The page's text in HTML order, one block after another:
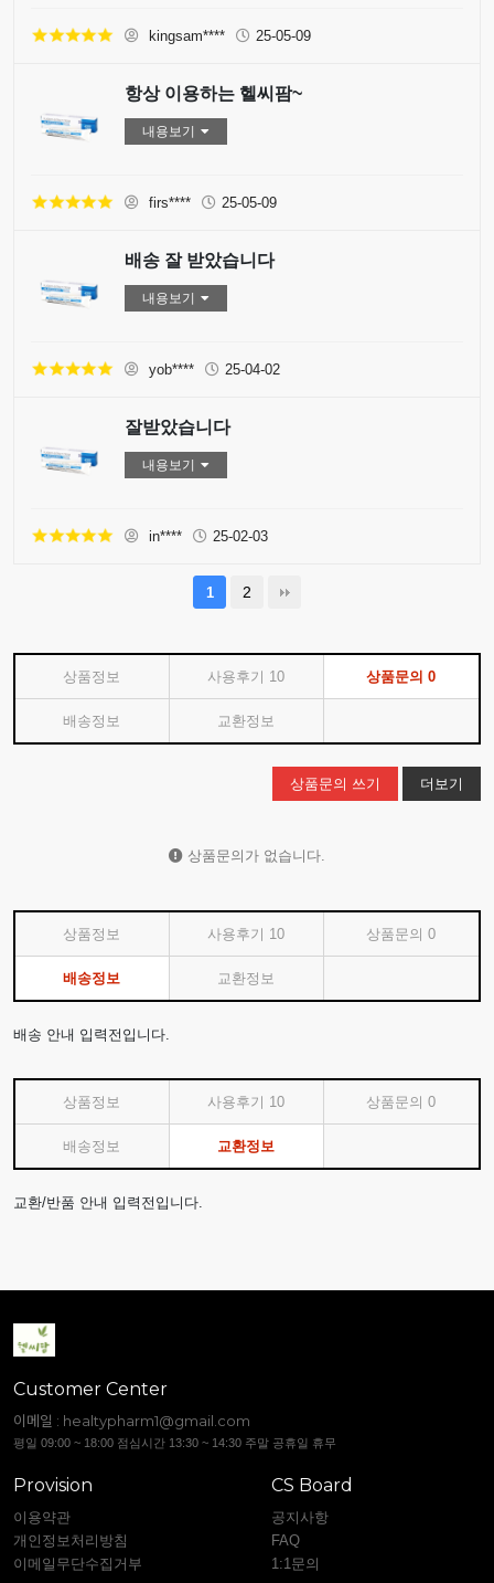
kingsam**** 25-05-09
항상 이용하는 헬씨팜~
내용보기
firs**** 25-05-09
배송 잘 받았습니다
내용보기
yob**** 25-04-02
잘받았습니다
내용보기
in**** 25-02-03
1 2
상품정보 사용후기 10 상품문의0
배송정보 교환정보
상품문의 쓰기 더보기
상품문의가 없습니다.
상품정보 사용후기 10 상품문의0
배송정보 교환정보
배송 안내 입력전입니다.
상품정보 사용후기 10 상품문의0
배송정보 교환정보
교환/반품 안내 입력전입니다.
Customer Center
이메일 : healtypharm1@gmail.com
평일 09:00 ~ 18:00 점심시간 13:30 ~ 14:30 주말 공휴일 휴무
Provision
이용약관
개인정보처리방침
이메일무단수집거부
CS Board
공지사항
FAQ
1:1문의